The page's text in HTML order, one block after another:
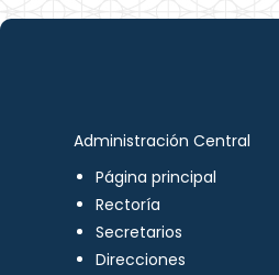
Administración Central
Página principal
Rectoría
Secretarios
Direcciones